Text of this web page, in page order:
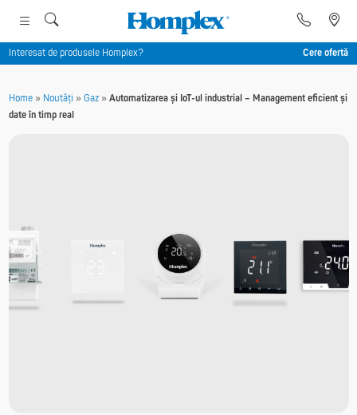
Interesat de produsele Homplex? Cere ofertă
Home» Noutăți » Gaz» Automatizarea și IoT-ul industrial – Management eficient și
date în timp real